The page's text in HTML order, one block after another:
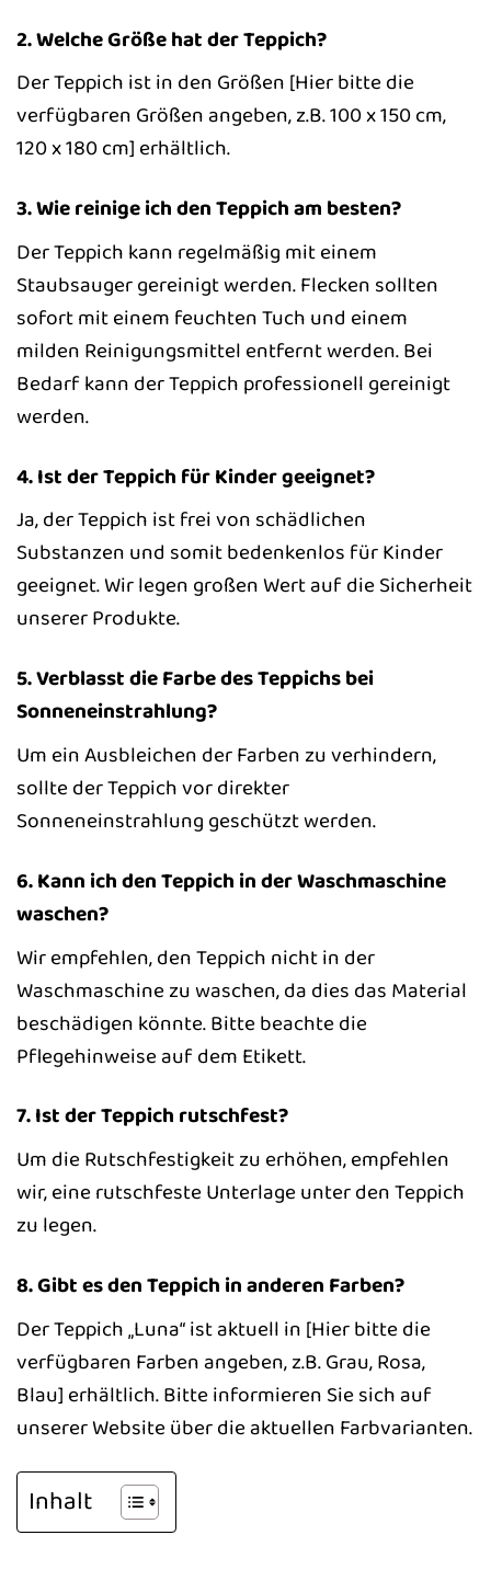
2. Welche Größe hat der Teppich?
Der Teppich ist in den Größen [Hier bitte die
verfügbaren Größen angeben, z.B. 100 x 150 cm,
120 x 180 cm] erhältlich.
3. Wie reinige ich den Teppich am besten?
Der Teppich kann regelmäßig mit einem
Staubsauger gereinigt werden. Flecken sollten
sofort mit einem feuchten Tuch und einem
milden Reinigungsmittel entfernt werden. Bei
Bedarf kann der Teppich professionell gereinigt
werden.
4. Ist der Teppich für Kinder geeignet?
Ja, der Teppich ist frei von schädlichen
Substanzen und somit bedenkenlos für Kinder
geeignet. Wir legen großen Wert auf die Sicherheit
unserer Produkte.
5. Verblasst die Farbe des Teppichs bei
Sonneneinstrahlung?
Um ein Ausbleichen der Farben zu verhindern,
sollte der Teppich vor direkter
Sonneneinstrahlung geschützt werden.
6. Kann ich den Teppich in der Waschmaschine
waschen?
Wir empfehlen, den Teppich nicht in der
Waschmaschine zu waschen, da dies das Material
beschädigen könnte. Bitte beachte die
Pflegehinweise auf dem Etikett.
7. Ist der Teppich rutschfest?
Um die Rutschfestigkeit zu erhöhen, empfehlen
wir, eine rutschfeste Unterlage unter den Teppich
zu legen.
8. Gibt es den Teppich in anderen Farben?
Der Teppich „Luna“ ist aktuell in [Hier bitte die
verfügbaren Farben angeben, z.B. Grau, Rosa,
Blau] erhältlich. Bitte informieren Sie sich auf
unserer Website über die aktuellen Farbvarianten.
Inhalt